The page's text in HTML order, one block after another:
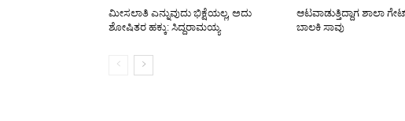
ಮೀಸಲಾತಿ ಎನ್ನುವುದು ಭಿಕ್ಷೆಯಲ್ಲ, ಅದು
ಶೋಷಿತರ ಹಕ್ಕು: ಸಿದ್ದರಾಮಯ್ಯ
ಆಟವಾಡುತ್ತಿದ್ದಾಗ ಶಾಲಾ
ಬಾಲಕಿ ಸಾವು